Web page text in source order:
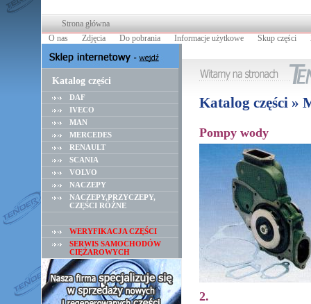
Strona główna
O nas
Zdjęcia Do pobrania Informacje użytkowe Skup części
Katalog części
DAF
IVECO
MAN
MERCEDES
RENAULT
SCANIA
VOLVO
NACZEPY
NACZEPY,PRZYCZEPY,
CZĘŚCI RÓŻNE
WERYFIKACJA CZĘŚCI
SERWIS SAMOCHODÓW
CIĘŻAROWYCH
Katalog części »
Pompy wody
2.